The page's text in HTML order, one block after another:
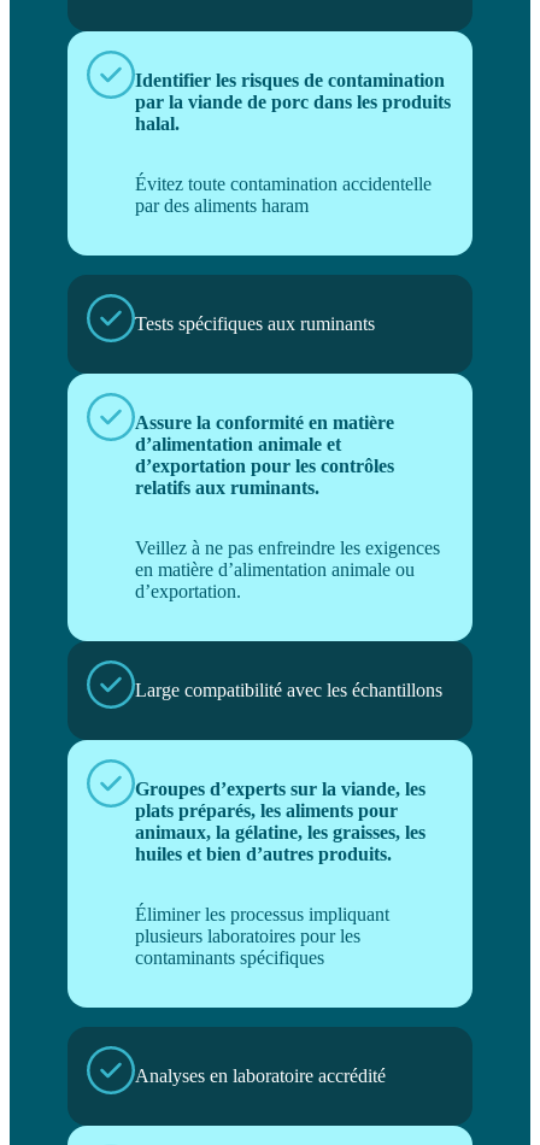
Identifier les risques de contamination
par la viande de porc dans les produits
halal.
Évitez toute contamination accidentelle
par des aliments haram
Tests spécifiques aux ruminants
Assure la conformité en matière
d’alimentation animale et
d’exportation pour les contrôles
relatifs aux ruminants.
Veillez à ne pas enfreindre les exigences
en matière d’alimentation animale ou
d’exportation.
Large compatibilité avec les échantillons
Groupes d’experts sur la viande, les
plats préparés, les aliments pour
animaux, la gélatine, les graisses, les
huiles et bien d’autres produits.
Éliminer les processus impliquant
plusieurs laboratoires pour les
contaminants spécifiques
Analyses en laboratoire accrédité